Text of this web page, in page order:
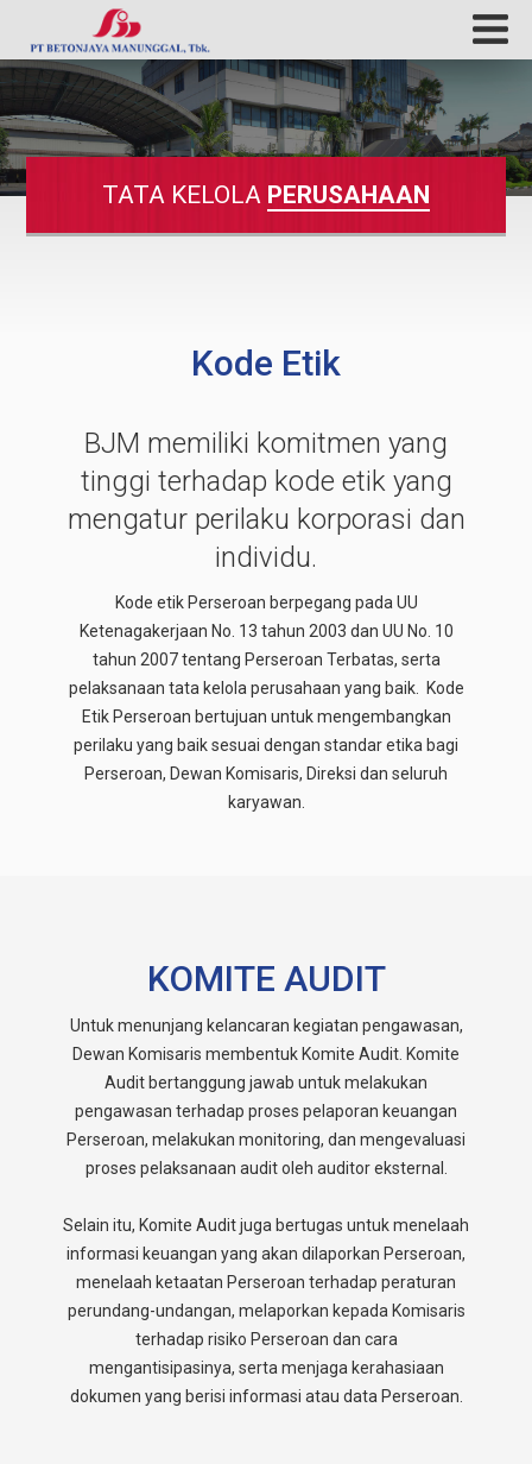
TATA KELOLA PERUSAHAAN
Kode Etik
BJM memiliki komitmen yang
tinggi terhadap kode etik yang
mengatur perilaku korporasi dan
individu.
Kode etik Perseroan berpegang pada UU
Ketenagakerjaan No. 13 tahun 2003 dan UU No. 10
tahun 2007 tentang Perseroan Terbatas, serta
pelaksanaan tata kelola perusahaan yang baik. Kode
Etik Perseroan bertujuan untuk mengembangkan
perilaku yang baik sesuai dengan standar etika bagi
Perseroan, Dewan Komisaris, Direksi dan seluruh
karyawan.
KOMITE AUDIT
Untuk menunjang kelancaran kegiatan pengawasan,
Dewan Komisaris membentuk Komite Audit. Komite
Audit bertanggung jawab untuk melakukan
pengawasan terhadap proses pelaporan keuangan
Perseroan, melakukan monitoring, dan mengevaluasi
proses pelaksanaan audit oleh auditor eksternal.
Selain itu, Komite Audit juga bertugas untuk menelaah
informasi keuangan yang akan dilaporkan Perseroan,
menelaah ketaatan Perseroan terhadap peraturan
perundang-undangan, melaporkan kepada Komisaris
terhadap risiko Perseroan dan cara
mengantisipasinya, serta menjaga kerahasiaan
dokumen yang berisi informasi atau data Perseroan.